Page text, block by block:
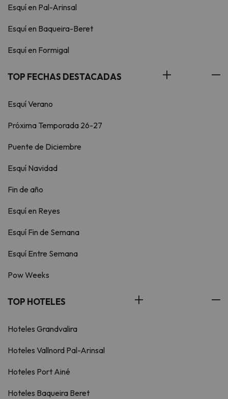
Esquí en Pal-Arinsal
Esquí en Baqueira-Beret
Esquí en Formigal
TOP FECHAS DESTACADAS
Esquí Verano
Próxima Temporada 26-27
Puente de Diciembre
Esquí Navidad
Fin de año
Esquí en Reyes
Esquí Fin de Semana
Esquí Entre Semana
Pow Weeks
TOP HOTELES
Hoteles Grandvalira
Hoteles Vallnord Pal-Arinsal
Hoteles Port Ainé
Hoteles Baqueira Beret